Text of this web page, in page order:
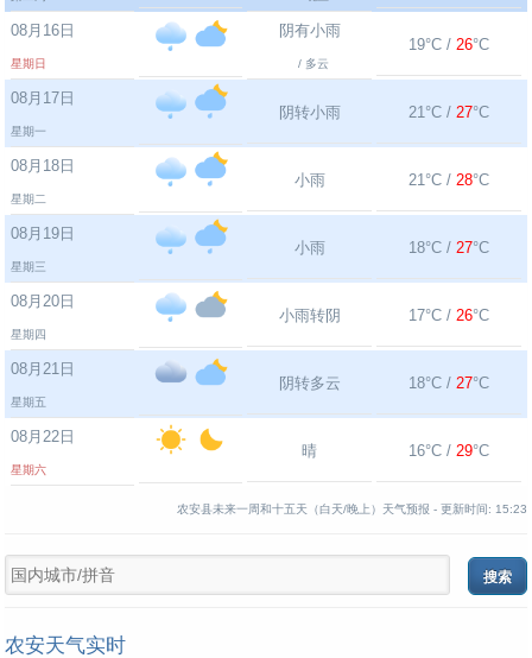
08月16日
星期日
阴有小雨
/ 多云
19°C / 26°C
08月17日
星期一
阴转小雨 21°C / 27°C
08月18日
星期二
小雨 21°C / 28°C
08月19日
星期三
小雨 18°C / 27°C
08月20日
星期四
小雨转阴 17°C / 26°C
08月21日
星期五
阴转多云 18°C / 27°C
08月22日
星期六
晴 16°C / 29°C
农安县未来一周和十五天（白天/晚上）天气预报 - 更新时间: 15:23
农安天气实时